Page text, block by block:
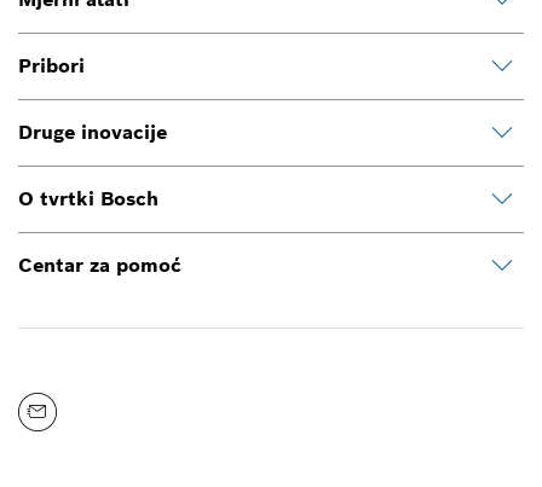
Pribori
Druge inovacije
O tvrtki Bosch
Centar za pomoć